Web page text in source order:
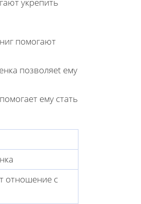
помогают
позволяet ему
ему стать
отношение с